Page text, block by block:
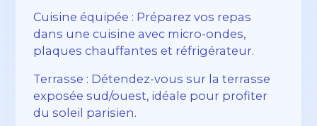
Cuisine équipée : Préparez vos repas
dans une cuisine avec micro-ondes,
plaques chauffantes et réfrigérateur.
Terrasse : Détendez-vous sur la terrasse
exposée sud/ouest, idéale pour profiter
du soleil parisien.